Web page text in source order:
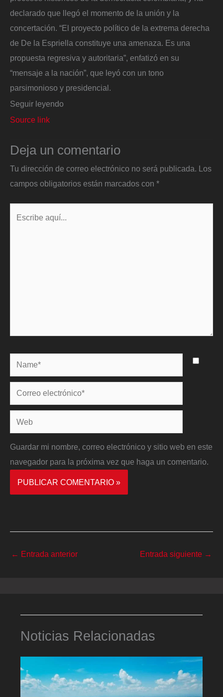
declarado que llegó el momento de la unión y la
concertación. “El proyecto político de la extrema derecha
de De la Espriella constituye una amenaza. Es una
propuesta regresiva y autoritaria”, enfatizó en su
“mensaje a la nación”, que leyó con un tono
parsimonioso y presidencial.
Seguir leyendo
Source link
Deja un comentario
Tu dirección de correo electrónico no será publicada. Los
campos obligatorios están marcados con *
Name*
Correo
electrónico*
Web
Guardar mi nombre, correo electrónico y sitio web en este
navegador para la próxima vez que haga un comentario.
← Entrada anterior Entrada siguiente →
Noticias Relacionadas